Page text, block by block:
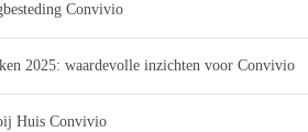
Convivio
2025: waardevolle inzichten voor Convivio
Huis Convivio